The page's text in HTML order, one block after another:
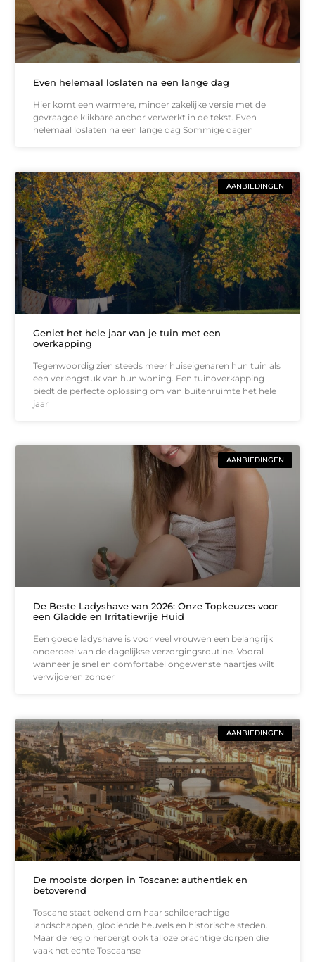
Even helemaal loslaten na een lange dag
Hier komt een warmere, minder zakelijke versie met de
gevraagde klikbare anchor verwerkt in de tekst. Even
helemaal loslaten na een lange dag Sommige dagen
AANBIEDINGEN
Geniet het hele jaar van je tuin met een
overkapping
Tegenwoordig zien steeds meer huiseigenaren hun tuin als
een verlengstuk van hun woning. Een tuinoverkapping
biedt de perfecte oplossing om van buitenruimte het hele
jaar
AANBIEDINGEN
De Beste Ladyshave van 2026: Onze Topkeuzes voor
een Gladde en Irritatievrije Huid
Een goede ladyshave is voor veel vrouwen een belangrijk
onderdeel van de dagelijkse verzorgingsroutine. Vooral
wanneer je snel en comfortabel ongewenste haartjes wilt
verwijderen zonder
AANBIEDINGEN
De mooiste dorpen in Toscane: authentiek en
betoverend
Toscane staat bekend om haar schilderachtige
landschappen, glooiende heuvels en historische steden.
Maar de regio herbergt ook talloze prachtige dorpen die
vaak het echte Toscaanse